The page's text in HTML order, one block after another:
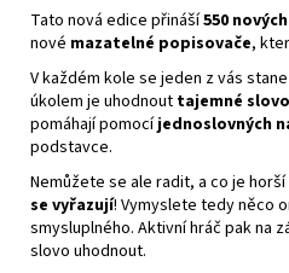
Tato nová edice přináší550
nové mazatelné popisovače,
V každém kole se jeden z vás stane
úkolem je uhodnout tajemné slovo
pomáhají pomocíjednoslovných
podstavce.
Nemůžete se ale radit, a co je horší
se vyřazují! Vymyslete tedy něco
smysluplného. Aktivní hráč pak na
slovo uhodnout.